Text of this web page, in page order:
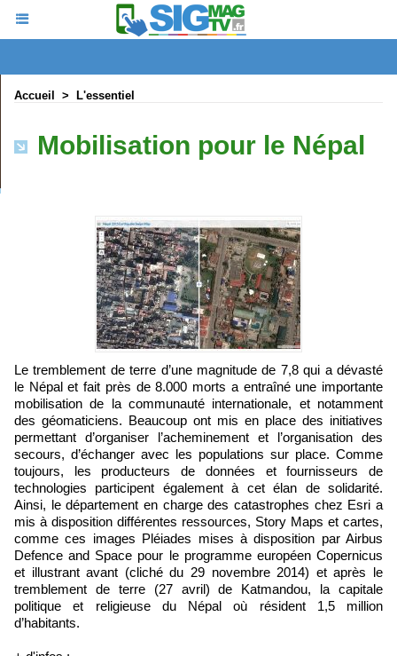
Accueil > L'essentiel
Mobilisation pour le Népal
Le tremblement de terre d’une magnitude de 7,8 qui a dévasté
le Népal et fait près de 8.000 morts a entraîné une importante
mobilisation de la communauté internationale, et notamment
des géomaticiens. Beaucoup ont mis en place des initiatives
permettant d’organiser l’acheminement et l’organisation des
secours, d’échanger avec les populations sur place. Comme
toujours, les producteurs de données et fournisseurs de
technologies participent également à cet élan de solidarité.
Ainsi, le département en charge des catastrophes chez Esri a
mis à disposition différentes ressources, Story Maps et cartes,
comme ces images Pléiades mises à disposition par Airbus
Defence and Space pour le programme européen Copernicus
et illustrant avant (cliché du 29 novembre 2014) et après le
tremblement de terre (27 avril) de Katmandou, la capitale
politique et religieuse du Népal où résident 1,5 million
d’habitants.